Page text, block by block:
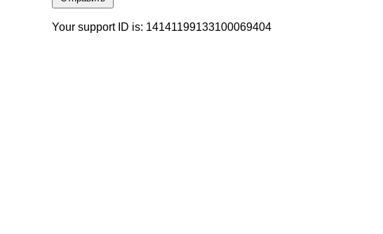
Your support ID is: 14141199133100069404